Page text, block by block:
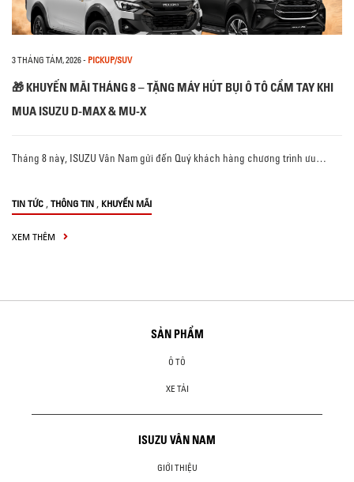
3 THÁNG TÁM, 2026- PICKUP/SUV
🎁 KHUYẾN MÃI THÁNG 8 – TẶNG MÁY HÚT BỤI Ô TÔ CẦM TAY KHI
MUA ISUZU D-MAX & MU-X
Tháng 8 này, ISUZU Vân Nam gửi đến Quý khách hàng chương trình ưu…
TIN TỨC , THÔNG TIN , KHUYẾN MÃI
XEM THÊM
SẢN PHẨM
Ô TÔ
XE TẢI
ISUZU VÂN NAM
GIỚI THIỆU